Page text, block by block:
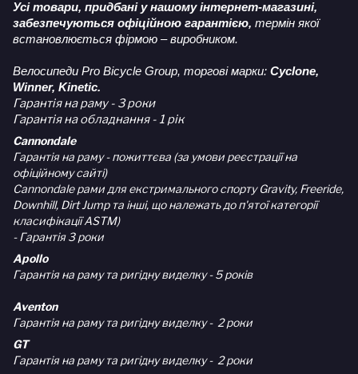
Усі товари, придбані у нашому інтернет-магазині,
забезпечуються офіційною гарантією, термін якої
встановлюється фірмою – виробником.
Велосипеди Pro Bicycle Group, торгові марки: Cyclone,
Winner, Kinetic.
Гарантія на раму - 3 роки
Гарантія на обладнання - 1 рік
Cannondale
Гарантія на раму - пожиттєва (за умови реєстрації на
офіційному сайті)
Cannondale рами для екстримального спорту Gravity, Freeride,
Downhill, Dirt Jump та інші, що належать до п'ятої категорії
класифікації ASTM)
- Гарантія 3 роки
Apollo
Гарантія на раму та ригідну виделку - 5 років
Aventon
Гарантія на раму та ригідну виделку - 2 роки
GT
Гарантія на раму та ригідну виделку - 2 роки